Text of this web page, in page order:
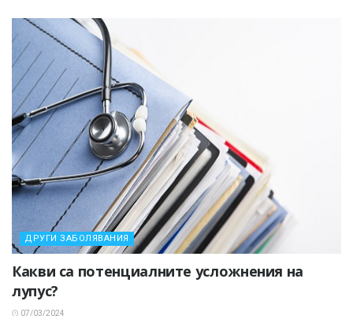
ДРУГИ ЗАБОЛЯВАНИЯ
Какви са потенциалните усложнения на
лупус?
07/03/2024